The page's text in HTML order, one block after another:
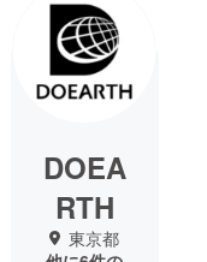
DOEA
RTH
東京都